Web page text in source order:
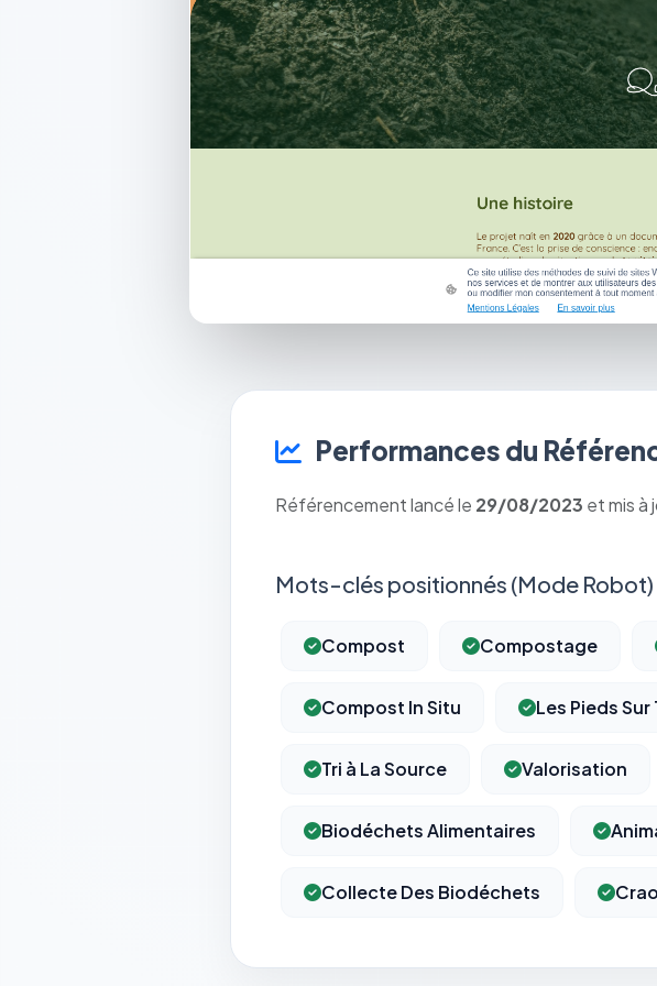
Performances du
Référencement lancé le 29/08/2023 et mis à
Mots-clés positionnés (Mode Robot)
Compost Compostage
Compost In Situ Les Pieds Sur
Tri à La Source Valorisation
Biodéchets Alimentaires
Collecte Des Biodéchets
⚙️